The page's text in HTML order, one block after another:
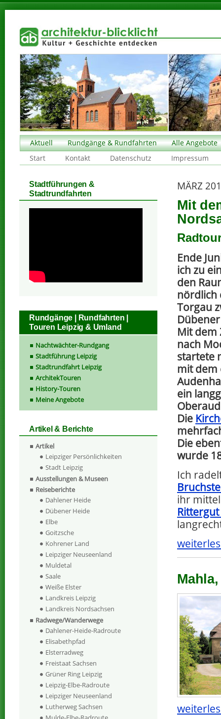
Aktuell Rundgänge & Rundfahrten
Alle Angebote
Start
Kontakt Datenschutz Impressum
MÄRZ
Mit
Ende
ich zu
den
nördlich
Torgau
Mit dem
nach
startete
mit dem
ein
Die
Die
wurde
Ich
ihr
Stadtführungen &
Stadtrundfahrten
Rundgänge | Rundfahrten |
Touren Leipzig & Umland
Nachtwächter-Rundgang
Stadtführung Leipzig
Stadtrundfahrt Leipzig
ArchitekTouren
History-Touren
Meine Angebote
Artikel & Berichte
Artikel
Leipziger Persönlichkeiten
Stadt Leipzig
Ausstellungen & Museen
Reiseberichte
Dahlener Heide
Dübener Heide
Elbe
Goitzsche
Kohrener Land
Leipziger Neuseenland
Muldetal
Saale
Weiße Elster
Landkreis Leipzig
Landkreis Nordsachsen
Radwege/Wanderwege
Dahlener-Heide-Radroute
Elisabethpfad
Elsterradweg
Freistaat Sachsen
Grüner Ring Leipzig
Leipzig-Elbe-Radroute
Leipziger Neuseenland
Lutherweg Sachsen